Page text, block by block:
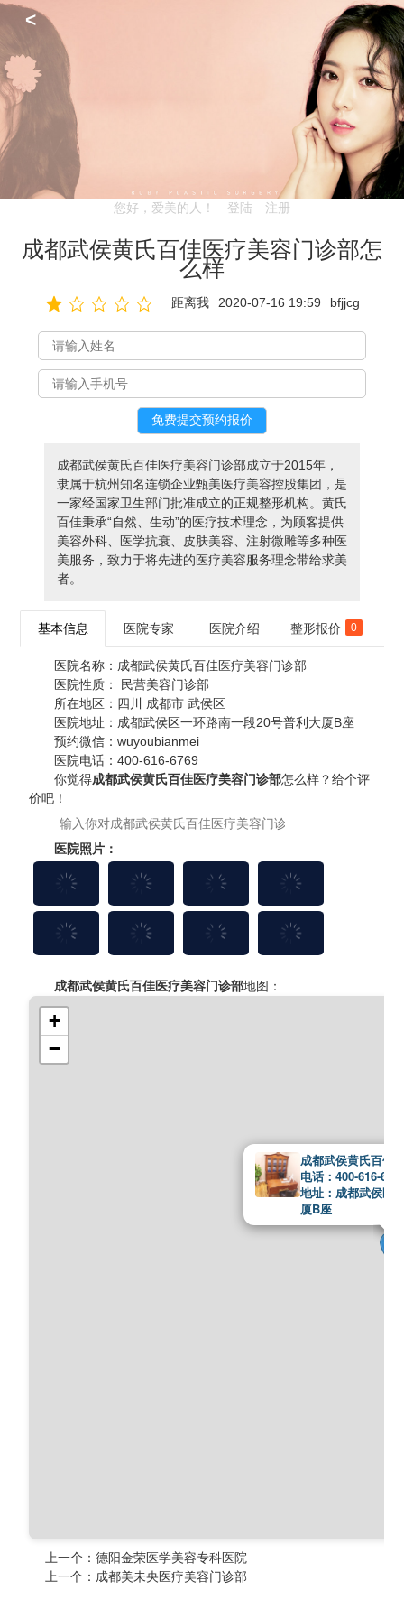
<
您好，爱美的人！ 登陆 注册
成都武侯黄氏百佳医疗美容门诊部怎
么样
距离我 2020-07-16 19:59 bfjjcg
成都武侯黄氏百佳医疗美容门诊部成立于2015年，
隶属于杭州知名连锁企业甄美医疗美容控股集团，是
一家经国家卫生部门批准成立的正规整形机构。黄氏
百佳秉承“自然、生动”的医疗技术理念，为顾客提供
美容外科、医学抗衰、皮肤美容、注射微雕等多种医
美服务，致力于将先进的医疗美容服务理念带给求美
者。
基本信息 医院专家 医院介绍 整形报价 0
医院名称： 成都武侯黄氏百佳医疗美容门诊部
医院性质：
民营美容门诊部
所在地区： 四川 成都市 武侯区
医院地址： 成都武侯区一环路南一段20号普利大厦B座
预约微信：wuyoubianmei
医院电话：400-616-6769
你觉得成都武侯黄氏百佳医疗美容门诊部怎么样？给个评
价吧！
医院照片：
成都武侯黄氏百佳医疗美容门诊部地图：
成都武侯黄氏百佳
电话：400-616-
地址：成都武侯区
厦B座
+
−
上一个：德阳金荣医学美容专科医院
上一个： 成都美未央医疗美容门诊部